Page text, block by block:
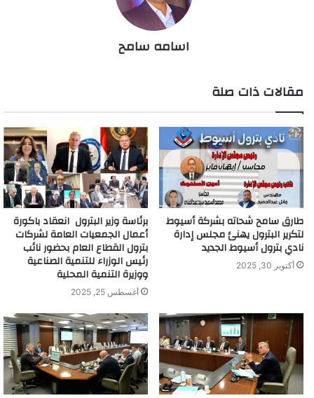
اسامه سامح
مقالات ذات صلة
طارق سامح شحاته بشركة أسيوط
لتكرير البترول يهنئ مجلس إدارة
نادي بترول أسيوط الجديد
أكتوبر 30, 2025
برئاسة وزير البترول انعقاد باكورة
أعمال الجمعيات العامة لشركات
بترول القطاع العام بحضور نائب
رئيس الوزراء للتنمية الصناعية
ووزيرة التنمية المحلية
أغسطس 25, 2025